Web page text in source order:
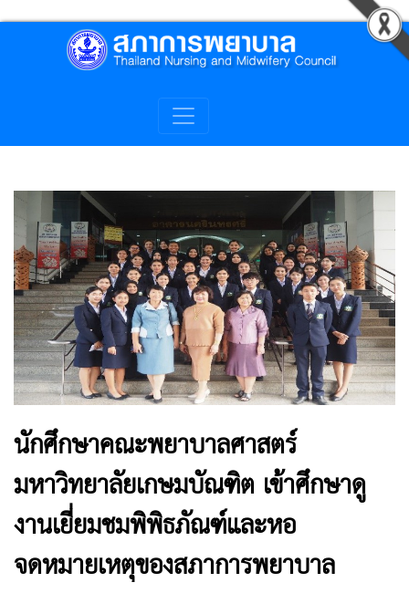
นักศึกษาคณะพยาบาลศาสตร์
มหาวิทยาลัยเกษมบัณฑิต เข้าศึกษาดู
งานเยี่ยมชมพิพิธภัณฑ์และหอ
จดหมายเหตุของสภาการพยาบาล